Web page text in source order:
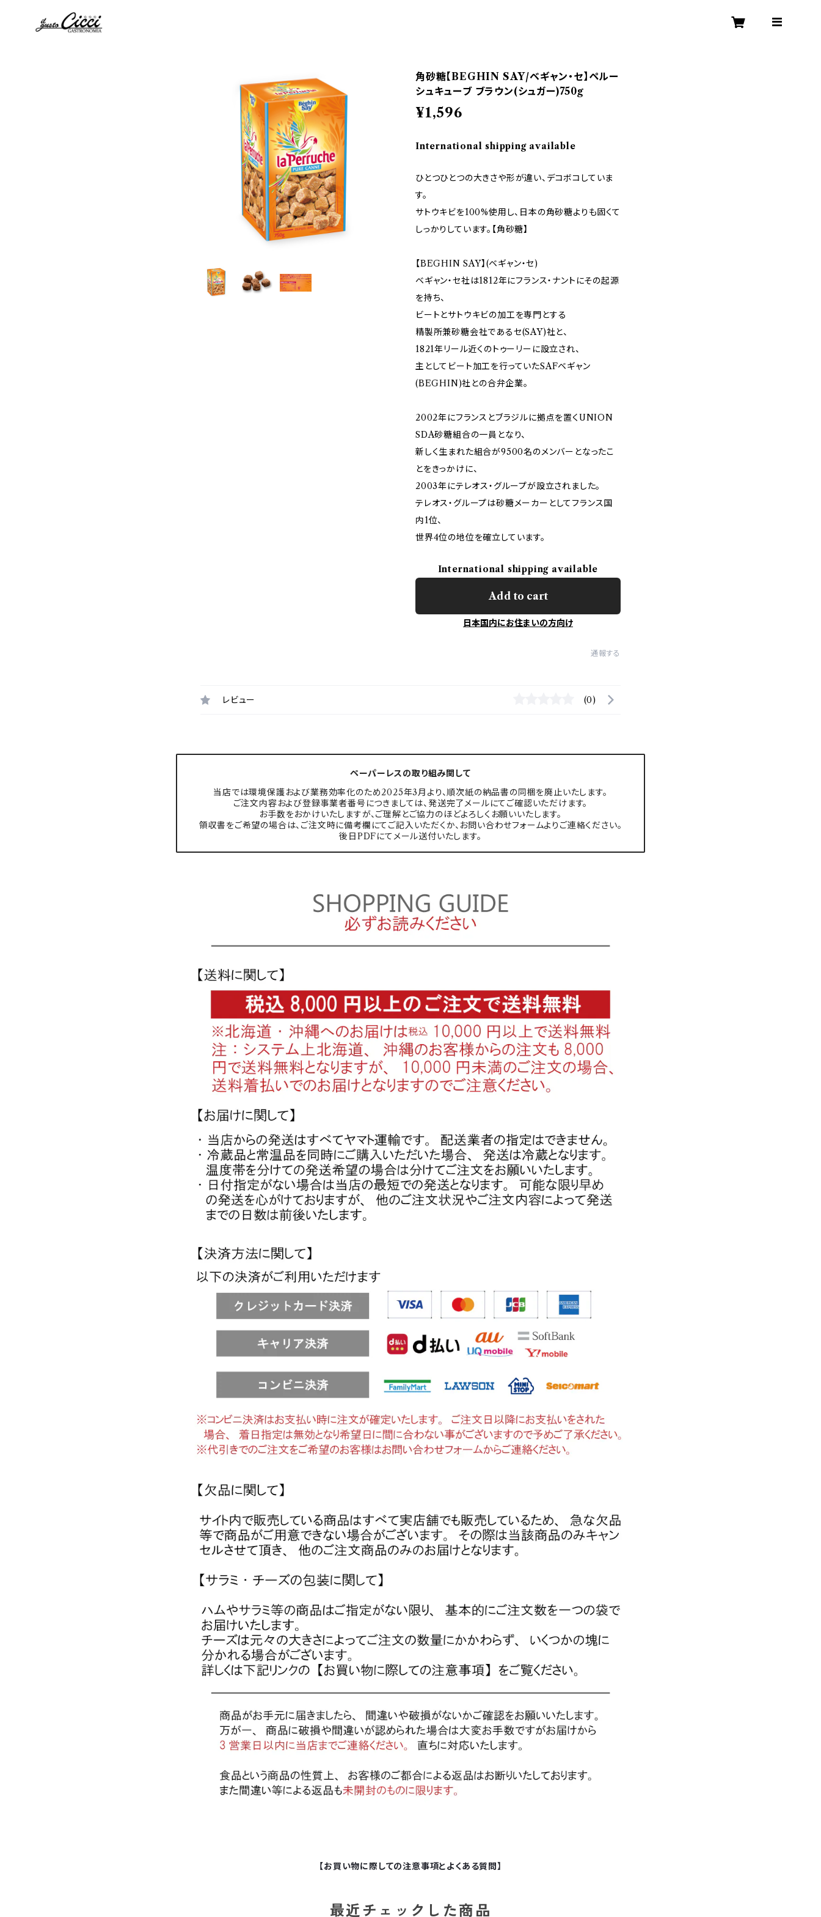
角砂糖【BEGHIN SAY/ベギャン・セ】ペルー
シュキューブ ブラウン(シュガー)750g
¥1,596
International shipping available
ひとつひとつの大きさや形が違い、デコボコしていま
す。
サトウキビを100%使用し、日本の角砂糖よりも固くて
しっかりしています。【角砂糖】
【BEGHIN SAY】(ベギャン・セ)
ベギャン・セ社は1812年にフランス・ナントにその起源
を持ち、
ビートとサトウキビの加工を専門とする
精製所兼砂糖会社であるセ(SAY)社と、
1821年リール近くのトゥーリーに設立され、
主としてビート加工を行っていたSAFベギャン
(BEGHIN)社との合弁企業。
2002年にフランスとブラジルに拠点を置くUNION
SDA砂糖組合の一員となり、
新しく生まれた組合が9500名のメンバーとなったこ
とをきっかけに、
2003年にテレオス・グループが設立されました。
テレオス・グループは砂糖メーカーとしてフランス国
内1位、
世界4位の地位を確立しています。
International shipping available
Add to cart
日本国内にお住まいの方向け
通報する
レビュー (0)
ペーパーレスの取り組み関して
当店では環境保護および業務効率化のため2025年3月より、順次紙の納品書の同梱を廃止いたします。
ご注文内容および登録事業者番号につきましては、発送完了メールにてご確認いただけます。
お手数をおかけいたしますが、ご理解とご協力のほどよろしくお願いいたします。
領収書をご希望の場合は、ご注文時に備考欄にてご記入いただくか、お問い合わせフォームよりご連絡ください。
後日PDFにてメール送付いたします。
【お買い物に際しての注意事項とよくある質問】
最近チェックした商品